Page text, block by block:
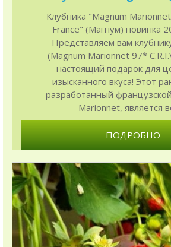
Клубника "Magnum
France" (Магнум) новинка
Представляем вам
(Magnum Marionnet 97*
настоящий подарок для
изысканного вкуса! Этот
разработанный
Marionnet, является
ПОДРОБНО